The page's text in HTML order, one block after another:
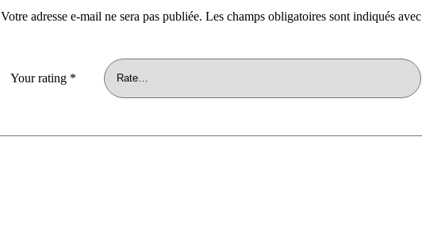
Votre adresse e-mail ne sera pas publiée. Les champs obligatoires sont indiqués avec
Your rating *